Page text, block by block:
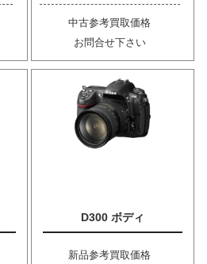
中古参考買取価格
お問合せ下さい
D300 ボディ
新品参考買取価格